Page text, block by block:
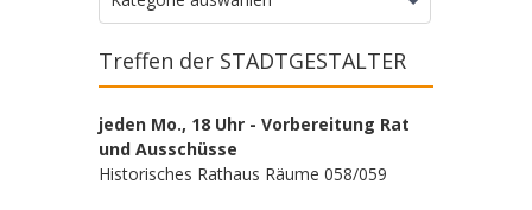
Treffen der STADTGESTALTER
jeden Mo., 18 Uhr - Vorbereitung Rat
und Ausschüsse
Historisches Rathaus Räume 058/059